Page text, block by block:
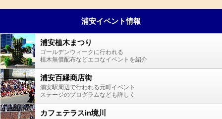
浦安イベント情報
浦安植木まつり
ゴールデンウィークに行われる
植木無償配布などエコなイベントを紹介
浦安百縁商店街
浦安駅周辺で行われる元町イベント
ステージのプログラムなども詳しく
カフェテラスin境川